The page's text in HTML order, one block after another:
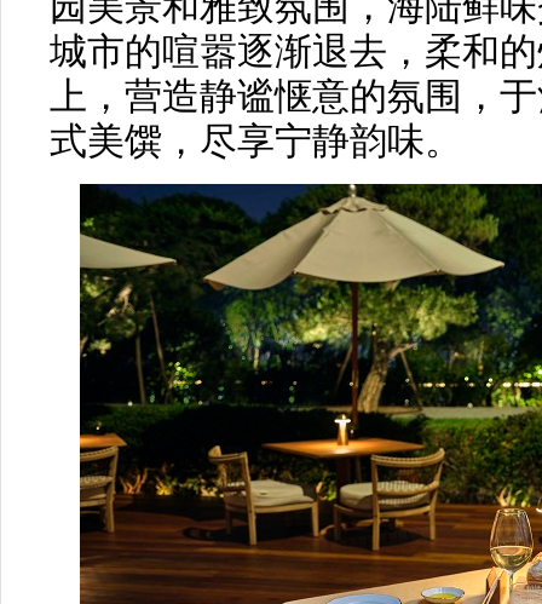
城市的喧嚣逐渐退去，柔和
上，营造静谧惬意的氛围，
式美馔，尽享宁静韵味。